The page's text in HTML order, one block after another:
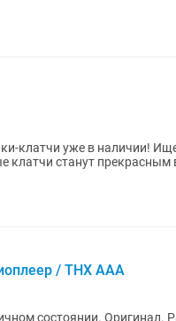
Ищете идеальное дополнение к своему
клатчи станут
/ THX AAA
состоянии. Оригинал.